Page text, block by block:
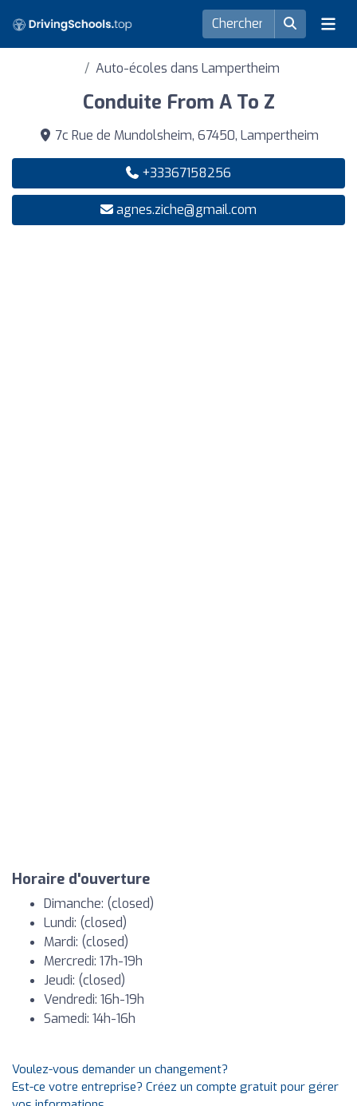
Auto-écoles dans Lampertheim
Conduite From A To Z
7c Rue de Mundolsheim, 67450, Lampertheim
+33367158256
agnes.ziche@gmail.com
Horaire d'ouverture
Dimanche: (closed)
Lundi: (closed)
Mardi: (closed)
Mercredi: 17h-19h
Jeudi: (closed)
Vendredi: 16h-19h
Samedi: 14h-16h
Voulez-vous demander un changement?
Est-ce votre entreprise? Créez un compte gratuit pour gérer